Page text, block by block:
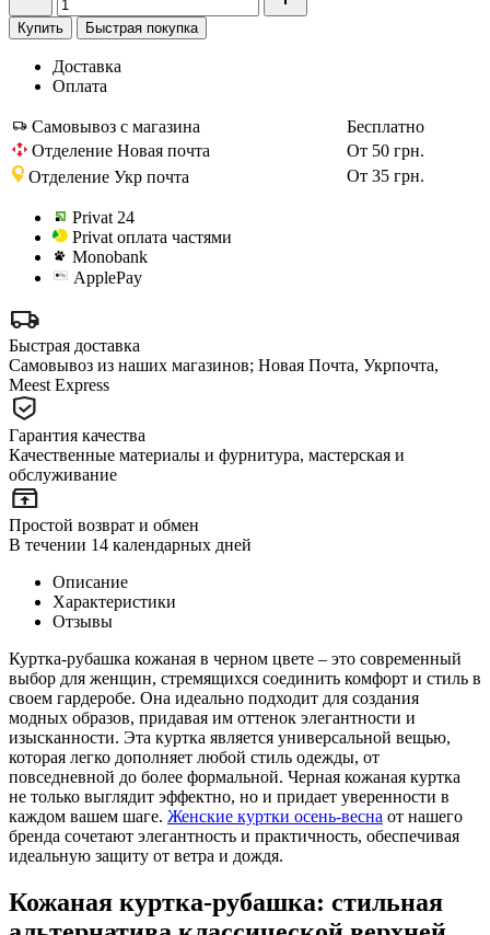
Купить Быстрая покупка
Доставка
Оплата
Самовывоз с магазина
Бесплатно
Отделение Новая почта
От 50 грн.
Отделение Укр почта
От 35 грн.
Privat 24
Privat оплата частями
Monobank
ApplePay
Быстрая доставка
Самовывоз из наших магазинов; Новая Почта, Укрпочта,
Meest Express
Гарантия качества
Качественные материалы и фурнитура, мастерская и
обслуживание
Простой возврат и обмен
В течении 14 календарных дней
Описание
Характеристики
Отзывы
Куртка-рубашка кожаная в черном цвете – это современный
выбор для женщин, стремящихся соединить комфорт и стиль в
своем гардеробе. Она идеально подходит для создания
модных образов, придавая им оттенок элегантности и
изысканности. Эта куртка является универсальной вещью,
которая легко дополняет любой стиль одежды, от
повседневной до более формальной. Черная кожаная куртка
не только выглядит эффектно, но и придает уверенности в
каждом вашем шаге. Женские куртки осень-весна от нашего
бренда сочетают элегантность и практичность, обеспечивая
идеальную защиту от ветра и дождя.
Кожаная куртка-рубашка: стильная